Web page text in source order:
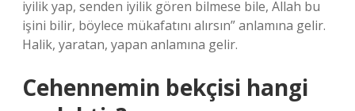
iyilik yap, senden iyilik gören bilmese bile, Allah bu
işini bilir, böylece mükafatını alırsın” anlamına gelir.
Halik, yaratan, yapan anlamına gelir.
Cehennemin bekçisi hangi